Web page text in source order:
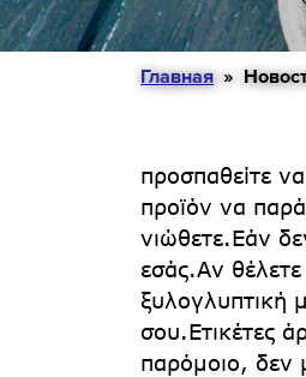
Главная»
προσπαθείτε
προϊόν να
νιώθετε.Εάν
εσάς.Αν θέλετε
ξυλογλυπτική
σου.Ετικέτες
παρόμοιο, δεν